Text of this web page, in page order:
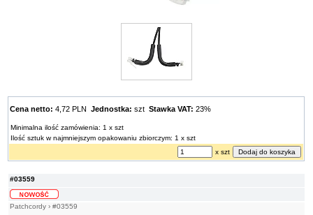
#03559
Patchcordy ›#03559
Cena netto: 4,72 PLNJednostka: sztStawka VAT: 23%
Minimalna ilość zamówienia: 1 x szt
Ilość sztuk w najmniejszym opakowaniu zbiorczym: 1 x szt
x szt